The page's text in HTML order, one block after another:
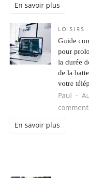
En savoir plus
LOISIRS
Guide
pour
la durée
de la
votre
Paul
En savoir plus